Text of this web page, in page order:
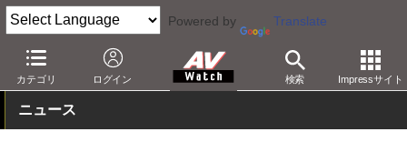
Powered by Translate
カテゴリ ログイン 検索 Impressサイト
AV Watch 製品 デジタルカメラ ソニー
ニュース